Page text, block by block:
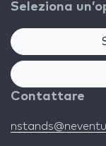
Seleziona
Contattare